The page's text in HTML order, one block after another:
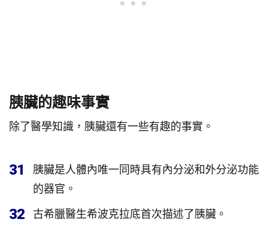
胰臟的趣味事實
除了醫學知識，胰臟還有一些有趣的事實。
31
胰臟是人體內唯一同時具有內分泌和外分泌功能
的器官。
32 古希臘醫生希波克拉底首次描述了胰臟。